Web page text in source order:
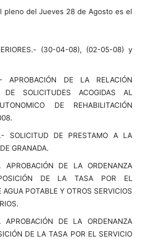
pleno del Jueves 28 de Agosto es el
(30-04-08), (02-05-08) y
APROBACIÓN DE LA RELACIÓN
DE SOLICITUDES ACOGIDAS AL
DE REHABILITACIÓN
SOLICITUD DE PRESTAMO A LA
GRANADA.
APROBACIÓN DE LA ORDENANZA
DE LA TASA POR EL
POTABLE Y OTROS SERVICIOS
APROBACIÓN DE LA ORDENANZA
DE LA TASA POR EL SERVICIO